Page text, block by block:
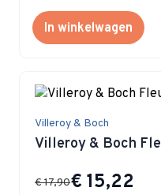
In winkelwagen
Villeroy & Boch
Villeroy & Boch
Special Price
€ 15,22
€ 17,90